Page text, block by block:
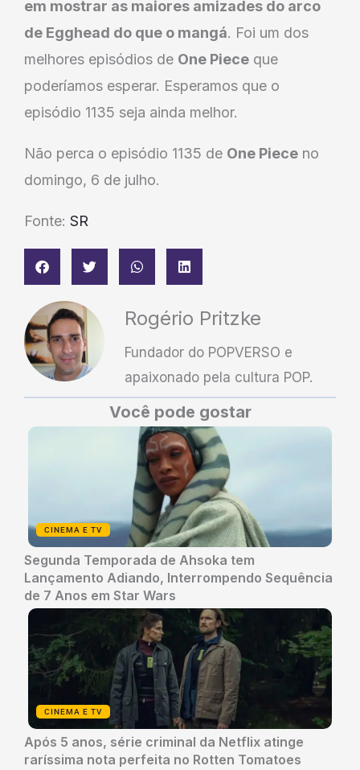
em mostrar as maiores amizades do arco
de Egghead do que o mangá. Foi um dos
melhores episódios de One Piece que
poderíamos esperar. Esperamos que o
episódio 1135 seja ainda melhor.
Não perca o episódio 1135 de One Piece no
domingo, 6 de julho.
Fonte: SR
Rogério Pritzke
Fundador do POPVERSO e
apaixonado pela cultura POP.
Você pode gostar
CINEMA E TV
Segunda Temporada de Ahsoka tem
Lançamento Adiando, Interrompendo Sequência
de 7 Anos em Star Wars
CINEMA E TV
Após 5 anos, série criminal da Netflix atinge
raríssima nota perfeita no Rotten Tomatoes